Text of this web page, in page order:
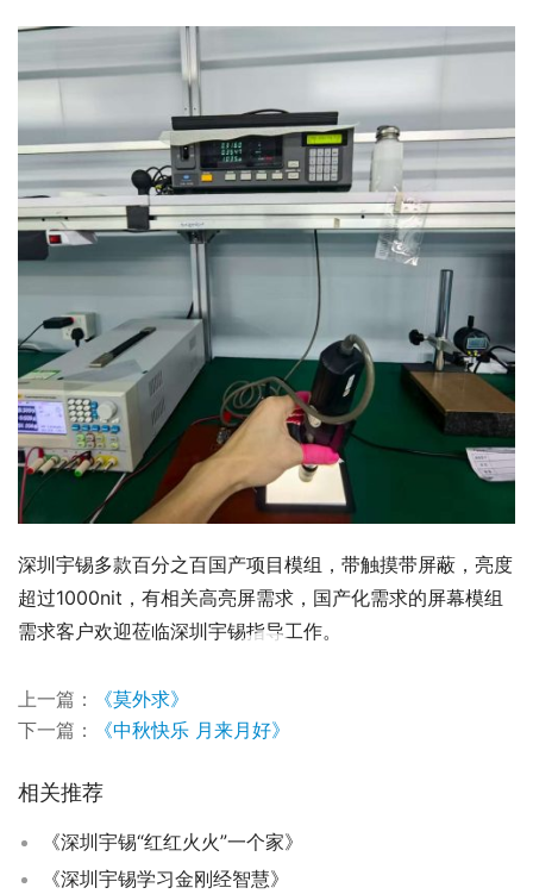
深圳宇锡多款百分之百国产项目模组，带触摸带屏蔽，亮度
超过1000nit，有相关高亮屏需求，国产化需求的屏幕模组
需求客户欢迎莅临深圳宇锡指导工作。
上一篇：
《莫外求》
下一篇：
《中秋快乐 月来月好》
相关推荐
《深圳宇锡“红红火火”一个家》
《深圳宇锡学习金刚经智慧》